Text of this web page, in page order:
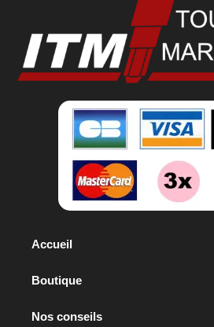
Accueil
Boutique
Nos conseils